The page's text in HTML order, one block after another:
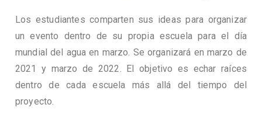
Los estudiantes comparten sus ideas para organizar
un evento dentro de su propia escuela para el día
mundial del agua en marzo. Se organizará en marzo de
2021 y marzo de 2022. El objetivo es echar raíces
dentro de cada escuela más allá del tiempo del
proyecto.